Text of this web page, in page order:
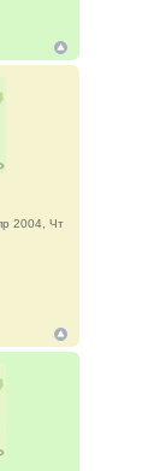
2004, Чт